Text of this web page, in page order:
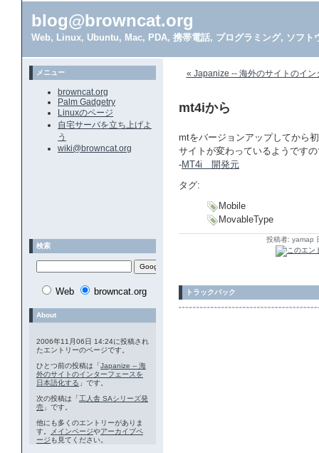
blog@browncat.org
Web, Linux, Ubuntu, Mac, PDA, 携帯電話, プログラミング, ソフト
« Japanize -- 海外のサイトのイ
mt4iから
mtをバージョンアップしてから
サイトが変わっているようです
-MT4i 開発元
タグ:
Mobile
MovableType
投稿者: yamap
トラックバック
メニュー
browncat.org
Palm Gadgetry
Linuxのページ
自宅サーバを立ち上げよ
う
wiki@browncat.org
検索
Web browncat.org
About
2006年11月06日 14:24に投稿され
たエントリーのページです。
ひとつ前の投稿は「Japanize -- 海
外のサイトのインターフェースを
日本語化する 」です。
次の投稿は「工人舎 SAシリーズ発
売 」です。
他にも多くのエントリーがありま
す。
メインページやアーカイブペ
ージ も見てください。